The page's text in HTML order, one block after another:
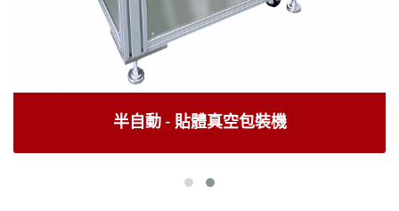
半自動 - 貼體真空包裝機